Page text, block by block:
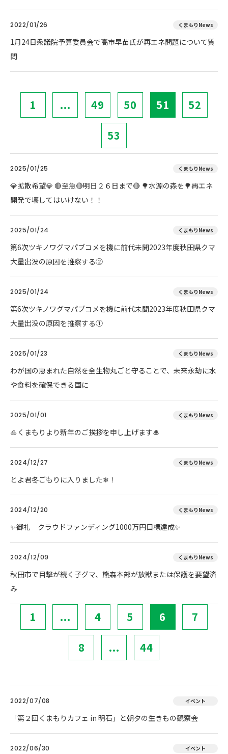
2022/01/26 くまもりNews
1月24日衆議院予算委員会で高市早苗氏が再エネ問題について質
問
1 ... 49 50 51 52
53
2025/01/25 くまもりNews
💎拡散希望💎 🔴至急🔴明日２６日まで🔴 🌳水源の森を🌳再エネ
開発で壊してはいけない！！
2025/01/24 くまもりNews
第6次ツキノワグマパブコメを機に前代未聞2023年度秋田県クマ
大量出没の原因を推察する②
2025/01/24 くまもりNews
第6次ツキノワグマパブコメを機に前代未聞2023年度秋田県クマ
大量出没の原因を推察する①
2025/01/23 くまもりNews
わが国の恵まれた自然を全生物丸ごと守ることで、未来永劫に水
や食料を確保できる国に
2025/01/01 くまもりNews
🎍くまもりより新年のご挨拶を申し上げます🎍
2024/12/27 くまもりNews
とよ君冬ごもりに入りました❄！
2024/12/20 くまもりNews
✨御礼 クラウドファンディング1000万円目標達成✨
2024/12/09 くまもりNews
秋田市で目撃が続く子グマ、熊森本部が放獣または保護を要望済
み
1 ... 4 5 6 7
8 ... 44
2022/07/08 イベント
「第２回くまもりカフェ in 明石」と朝夕の生きもの観察会
2022/06/30 イベント